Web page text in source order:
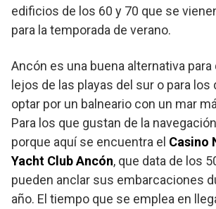
edificios de los 60 y 70 que se
para la temporada de verano.
Ancón es una buena alternativa
lejos de las playas del sur o para los
optar por un balneario con un mar
Para los que gustan de la
porque aquí se encuentra el Casino
Yacht Club Ancón, que data de los
pueden anclar sus embarcaciones
año. El tiempo que se emplea en